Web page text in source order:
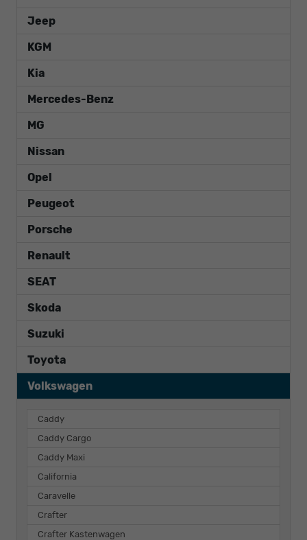
Jeep
KGM
Kia
Mercedes-Benz
MG
Nissan
Opel
Peugeot
Porsche
Renault
SEAT
Skoda
Suzuki
Toyota
Volkswagen
Caddy
Caddy Cargo
Caddy Maxi
California
Caravelle
Crafter
Crafter Kastenwagen